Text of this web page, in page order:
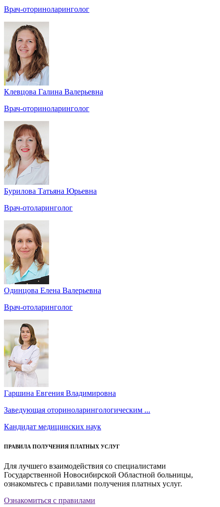
Врач-оториноларинголог
Клевцова Галина Валерьевна
Врач-оториноларинголог
Бурилова Татьяна Юрьевна
Врач-отоларинголог
Одинцова Елена Валерьевна
Врач-отоларинголог
Гаршина Евгения Владимировна
Заведующая оториноларингологическим ...
Кандидат медицинских наук
ПРАВИЛА ПОЛУЧЕНИЯ ПЛАТНЫХ УСЛУГ
Для лучшего взаимодействия со специалистами
Государственной Новосибирской Областной больницы,
ознакомьтесь с правилами получения платных услуг.
Ознакомиться с правилами